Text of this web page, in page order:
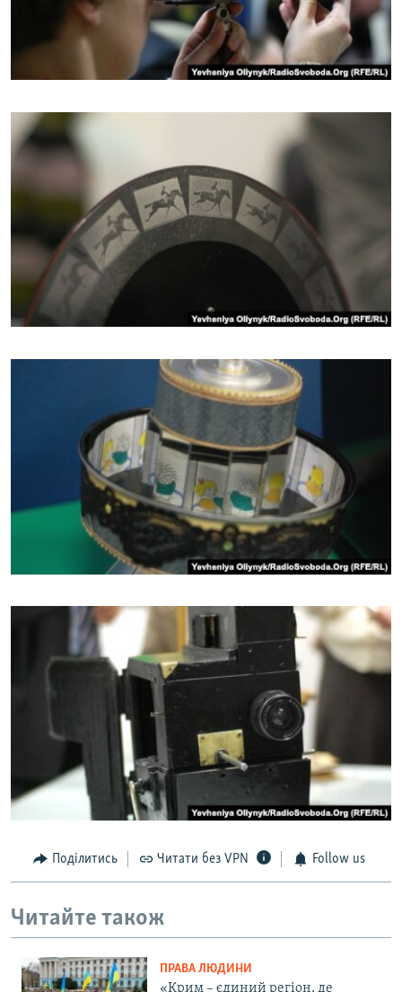
Поділитись Читати без VPN Follow us
Читайте також
ПРАВА ЛЮДИНИ
«Крим – єдиний регіон, де